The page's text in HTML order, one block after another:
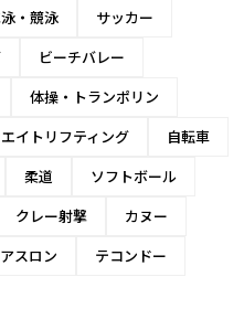
・競泳
サッカー
ビーチバレー
体操・トランポリン
イトリフティング
自転車
柔道
ソフトボール
クレー射撃
カヌー
スロン
テコンドー